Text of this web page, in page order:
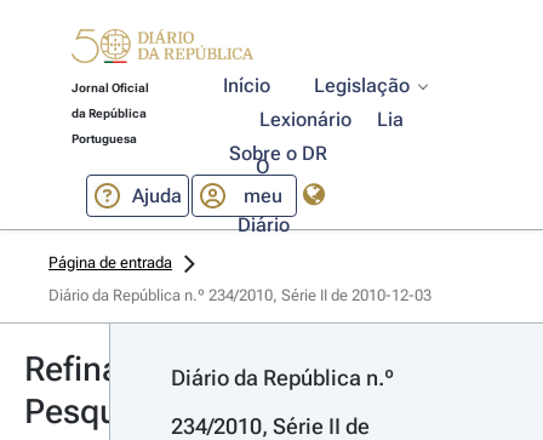
Jornal Oficial
da República
Portuguesa
Início
Legislação
Lexionário
Lia
Sobre o DR
Ajuda
O
meu
Diário
Página de entrada
Diário da República n.º 234/2010, Série II de 2010-12-03
Refinar
Pesquisa
Diário da República n.º
234/2010, Série II de